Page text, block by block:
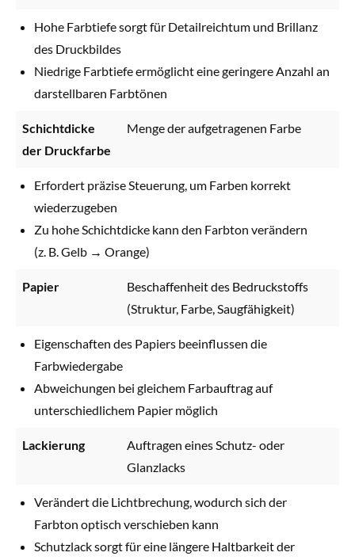
Hohe Farbtiefe sorgt für Detailreichtum und Brillanz
des Druckbildes
Niedrige Farbtiefe ermöglicht eine geringere Anzahl an
darstellbaren Farbtönen
Schichtdicke
der Druckfarbe
Menge der aufgetragenen Farbe
Erfordert präzise Steuerung, um Farben korrekt
wiederzugeben
Zu hohe Schichtdicke kann den Farbton verändern
(z. B. Gelb → Orange)
Papier
Beschaffenheit des Bedruckstoffs
(Struktur, Farbe, Saugfähigkeit)
Eigenschaften des Papiers beeinflussen die
Farbwiedergabe
Abweichungen bei gleichem Farbauftrag auf
unterschiedlichem Papier möglich
Lackierung
Auftragen eines Schutz- oder
Glanzlacks
Verändert die Lichtbrechung, wodurch sich der
Farbton optisch verschieben kann
Schutzlack sorgt für eine längere Haltbarkeit der